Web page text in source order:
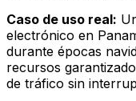
Caso de uso real:
electrónico en
durante épocas
recursos
de tráfico sin